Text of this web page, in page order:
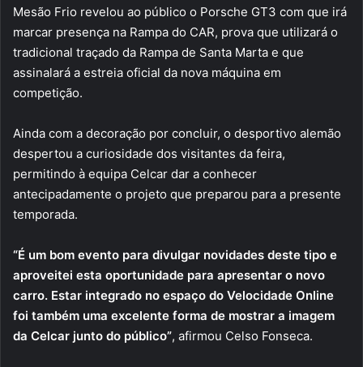
Mesão Frio revelou ao público o Porsche GT3 com que irá
marcar presença na Rampa do CAR, prova que utilizará o
tradicional traçado da Rampa de Santa Marta e que
assinalará a estreia oficial da nova máquina em
competição.
Ainda com a decoração por concluir, o desportivo alemão
despertou a curiosidade dos visitantes da feira,
permitindo à equipa Celcar dar a conhecer
antecipadamente o projeto que preparou para a presente
temporada.
“É um bom evento para divulgar novidades deste tipo e
aproveitei esta oportunidade para apresentar o novo
carro. Estar integrado no espaço do Velocidade Online
foi também uma excelente forma de mostrar a imagem
da Celcar junto do público”, afirmou Celso Fonseca.